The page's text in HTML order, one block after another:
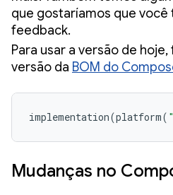
que gostaríamos que você
feedback.
Para usar a versão de
versão da BOM do
implementation(platform(
Mudanças no